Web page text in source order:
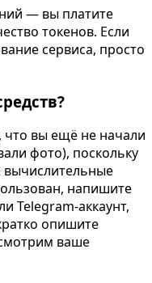
— вы платите
токенов. Если
сервиса, просто
что вы ещё не начали
фото), поскольку
вычислительные
напишите
Telegram-аккаунт,
опишите
ваше